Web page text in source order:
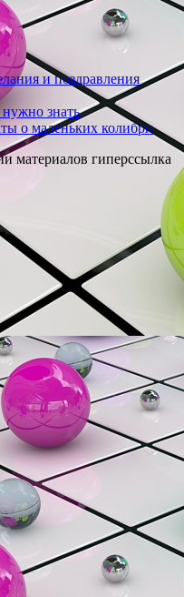
и поздравления
знать
о маленьких колибри
материалов гиперссылка